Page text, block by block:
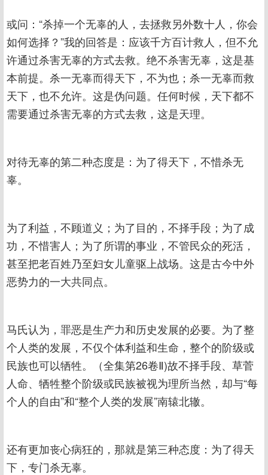
或问：“杀掉一个无辜的人，去拯救另外数十人，你会
如何选择？”我的回答是：应该千方百计救人，但不允
许通过杀害无辜的方式去救。绝不杀害无辜，这是基
本前提。杀一无辜而得天下，不为也；杀一无辜而救
天下，也不允许。这是伪问题。任何时候，天下都不
需要通过杀害无辜的方式去救，这是天理。
对待无辜的第二种态度是：为了得天下，不惜杀无
辜。
为了利益，不顾道义；为了目的，不择手段；为了成
功，不惜害人；为了所谓的事业，不管民众的死活，
甚至把老百姓乃至妇女儿童驱上战场。这是古今中外
恶势力的一大共同点。
马氏认为，罪恶是生产力和历史发展的必要。为了整
个人类的发展，不仅个体利益和生命，整个的阶级或
民族也可以牺牲。（全集第26卷Ⅱ)故不择手段、草菅
人命、牺牲整个阶级或民族被视为理所当然，却与“每
个人的自由”和“整个人类的发展”南辕北辙。
还有更加丧心病狂的，那就是第三种态度：为了得天
下，专门杀无辜。